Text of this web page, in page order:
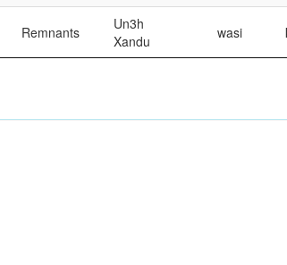
Remnants
Un3h
Xandu
wasi